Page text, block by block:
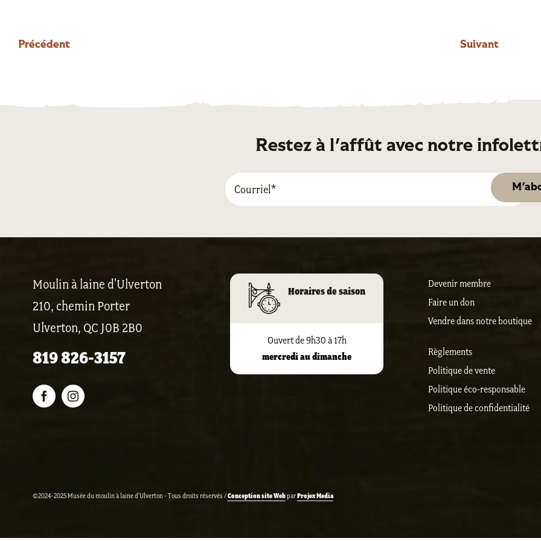
Précédent Suivant
Restez à l'affût avec notre
Moulin à laine d'Ulverton
210, chemin Porter
Ulverton, QC J0B 2B0
819 826-3157
Horaires de saison
Ouvert de 9h30 à 17h
mercredi au dimanche
Devenir membre
Faire un don
Vendre dans notre boutique
Règlements
Politique de vente
Politique éco-responsable
Politique de confidentialité
©2024-2025 Musée du moulin à laine d'Ulverton - Tous droits réservés /Conception site WebparProjex Media